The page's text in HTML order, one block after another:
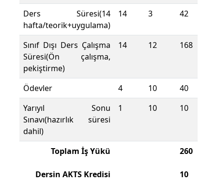
Ders Süresi(14
hafta/teorik+uygulama)
14 3 42
Sınıf Dışı Ders Çalışma
Süresi(Ön çalışma,
pekiştirme)
14 12 168
Ödevler 4 10
40
Yarıyıl Sonu
Sınavı(hazırlık süresi
dahil)
1 10 10
Toplam İş Yükü
Dersin AKTS Kredisi
260
10